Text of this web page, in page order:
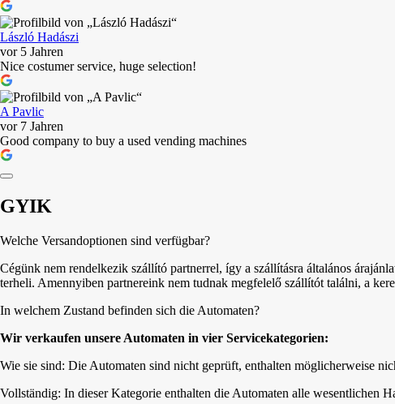
László Hadászi
vor 5 Jahren
Nice costumer service, huge selection!
A Pavlic
vor 7 Jahren
Good company to buy a used vending machines
GYIK
Welche Versandoptionen sind verfügbar?
Cégünk nem rendelkezik szállító partnerrel, így a szállításra általános
terheli. Amennyiben partnereink nem tudnak megfelelő szállítót találni, a
In welchem Zustand befinden sich die Automaten?
Wir verkaufen unsere Automaten in vier Servicekategorien:
Wie sie sind: Die Automaten sind nicht geprüft, enthalten möglicherweise
Vollständig: In dieser Kategorie enthalten die Automaten alle wesentlichen